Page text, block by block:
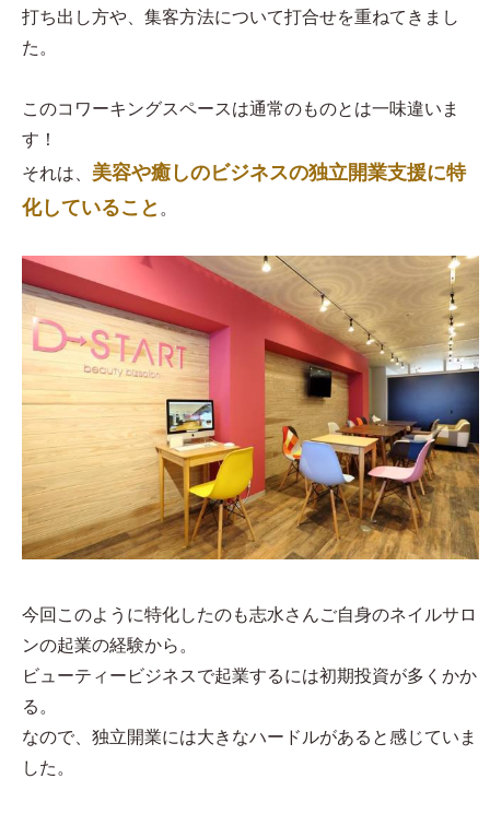
打ち出し方や、集客方法について打合せを重ねてきまし
た。
このコワーキングスペースは通常のものとは一味違いま
す！
それは、 美容や癒しのビジネスの独立開業支援に特
化していること 。
今回このように特化したのも志水さんご自身のネイルサロ
ンの起業の経験から。
ビューティービジネスで起業するには初期投資が多くかか
る。
なので、独立開業には大きなハードルがあると感じていま
した。